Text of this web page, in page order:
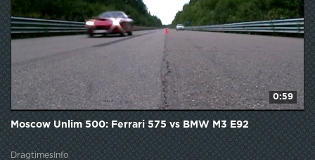
0:59
Moscow Unlim 500: Ferrari 575 vs BMW M3 E92
DragtimesInfo